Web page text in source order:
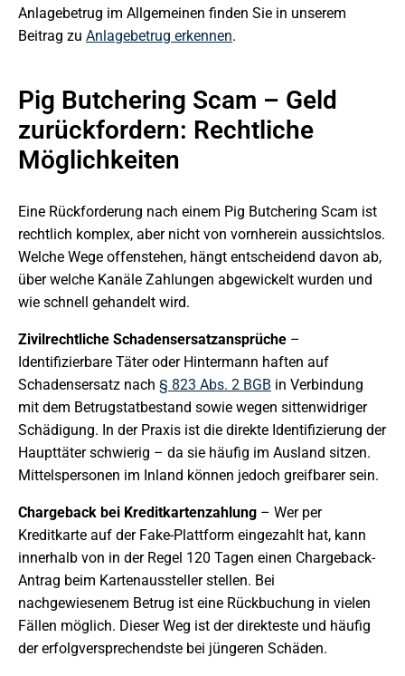
Anlagebetrug im Allgemeinen finden Sie in unserem
Beitrag zu Anlagebetrug erkennen.
Pig Butchering Scam – Geld
zurückfordern: Rechtliche
Möglichkeiten
Eine Rückforderung nach einem Pig Butchering Scam ist
rechtlich komplex, aber nicht von vornherein aussichtslos.
Welche Wege offenstehen, hängt entscheidend davon ab,
über welche Kanäle Zahlungen abgewickelt wurden und
wie schnell gehandelt wird.
Zivilrechtliche Schadensersatzansprüche –
Identifizierbare Täter oder Hintermann haften auf
Schadensersatz nach § 823 Abs. 2 BGB in Verbindung
mit dem Betrugstatbestand sowie wegen sittenwidriger
Schädigung. In der Praxis ist die direkte Identifizierung der
Haupttäter schwierig – da sie häufig im Ausland sitzen.
Mittelspersonen im Inland können jedoch greifbarer sein.
Chargeback bei Kreditkartenzahlung – Wer per
Kreditkarte auf der Fake-Plattform eingezahlt hat, kann
innerhalb von in der Regel 120 Tagen einen Chargeback-
Antrag beim Kartenaussteller stellen. Bei
nachgewiesenem Betrug ist eine Rückbuchung in vielen
Fällen möglich. Dieser Weg ist der direkteste und häufig
der erfolgversprechendste bei jüngeren Schäden.